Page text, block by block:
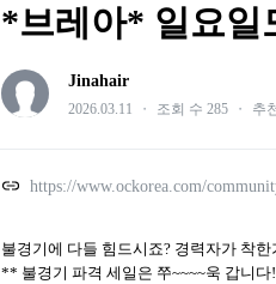
*브레아* 일요일
Jinahair
2026.03.11 ・ 조회 수 285 ・ 추
https://www.ockorea.com/
불경기에 다들 힘드시죠? 경력자가 착
** 불경기 파격 세일은 쭈~~~~욱 갑니